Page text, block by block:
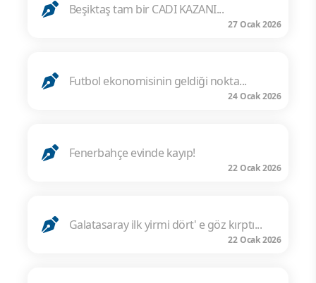
Beşiktaş tam bir CADI KAZANI...
27 Ocak 2026
Futbol ekonomisinin geldiği nokta...
24 Ocak 2026
Fenerbahçe evinde kayıp!
22 Ocak 2026
Galatasaray ilk yirmi dört' e göz kırptı...
22 Ocak 2026